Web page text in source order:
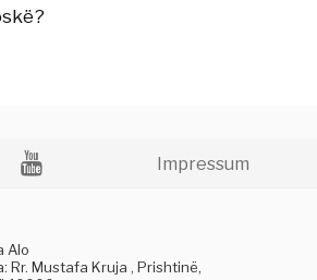
Impressum
Alo
Rr. Mustafa Kruja , Prishtinë,